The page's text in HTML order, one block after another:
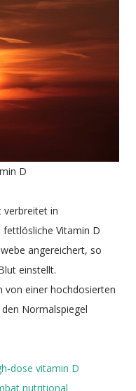
D
verbreitet in
fettlösliche Vitamin D
angereichert, so
einstellt.
von einer hochdosierten
Normalspiegel
dose vitamin D
nutritional